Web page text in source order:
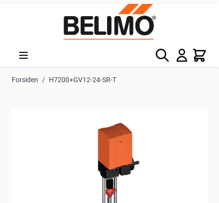
Søg Kurv
Forsiden / H7200+GV12-24-SR-T